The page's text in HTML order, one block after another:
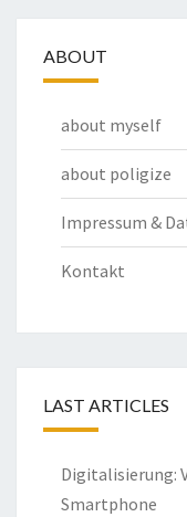
ABOUT
about myself
about poligize
Impressum &
Kontakt
LAST ARTICLES
Digitalisierung:
Smartphone